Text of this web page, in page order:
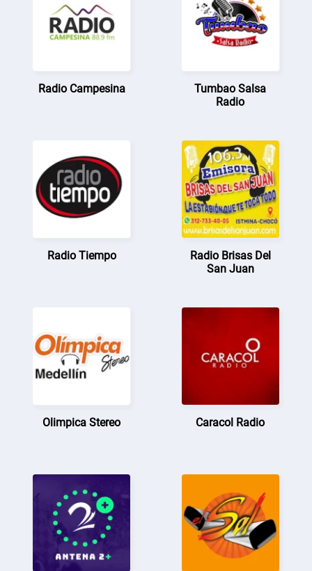
Radio Campesina
Tumbao Salsa
Radio
Radio Tiempo
Radio Brisas Del
San Juan
Olimpica Stereo Caracol Radio